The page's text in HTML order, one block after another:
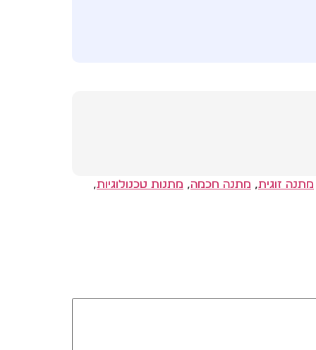
מתנה זוגית, מתנה חכמה, מתנות טכנולוגיות,